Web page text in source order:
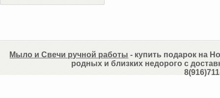
Мыло и Свечи ручной работы - купить подарок на
родных и близких недорого с